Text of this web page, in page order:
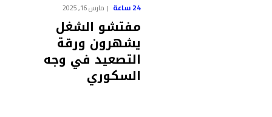
24 ساعة مارس 16, 2025
مفتشو الشغل
يشهرون ورقة
التصعيد في وجه
السكوري